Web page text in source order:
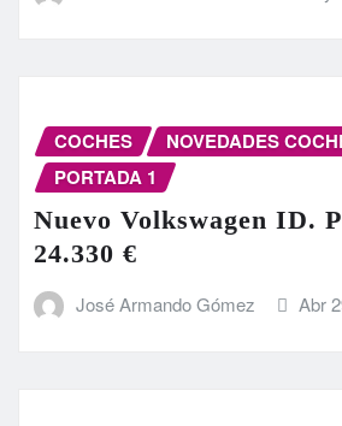
COCHES
NOVEDADES
PORTADA 1
Nuevo Volkswagen ID.
24.330 €
José Armando Gómez Abr